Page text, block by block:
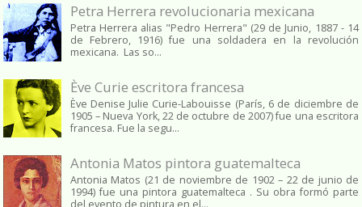
Petra Herrera revolucionaria mexicana
Petra Herrera alias "Pedro Herrera" (29 de Junio, 1887 - 14
de Febrero, 1916) fue una soldadera en la revolución
mexicana. Las so...
Ève Curie escritora francesa
Ève Denise Julie Curie-Labouisse (París, 6 de diciembre de
1905 – Nueva York, 22 de octubre de 2007) fue una escritora
francesa. Fue la segu...
Antonia Matos pintora guatemalteca
Antonia Matos (21 de noviembre de 1902 – 22 de junio de
1994) fue una pintora guatemalteca . Su obra formó parte
del evento de pintura en el...